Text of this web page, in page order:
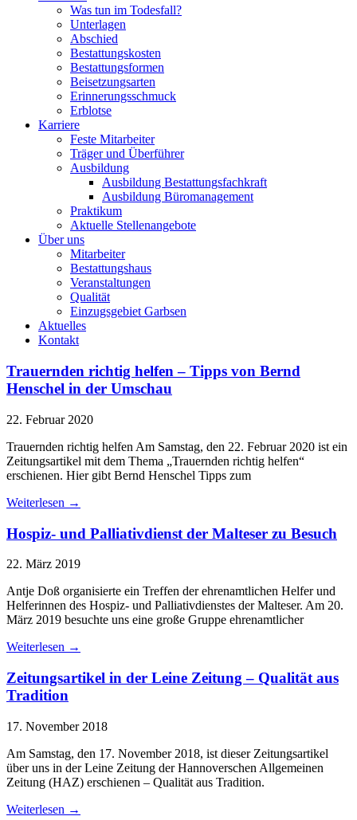
Was tun im Todesfall?
Unterlagen
Abschied
Bestattungskosten
Bestattungsformen
Beisetzungsarten
Erinnerungsschmuck
Erblotse
Karriere
Feste Mitarbeiter
Träger und Überführer
Ausbildung
Ausbildung Bestattungsfachkraft
Ausbildung Büromanagement
Praktikum
Aktuelle Stellenangebote
Über uns
Mitarbeiter
Bestattungshaus
Veranstaltungen
Qualität
Einzugsgebiet Garbsen
Aktuelles
Kontakt
Trauernden richtig helfen – Tipps von Bernd
Henschel in der Umschau
22. Februar 2020
Trauernden richtig helfen Am Samstag, den 22. Februar 2020 ist ein
Zeitungsartikel mit dem Thema „Trauernden richtig helfen“
erschienen. Hier gibt Bernd Henschel Tipps zum
Weiterlesen →
Hospiz- und Palliativdienst der Malteser zu Besuch
22. März 2019
Antje Doß organisierte ein Treffen der ehrenamtlichen Helfer und
Helferinnen des Hospiz- und Palliativdienstes der Malteser. Am 20.
März 2019 besuchte uns eine große Gruppe ehrenamtlicher
Weiterlesen →
Zeitungsartikel in der Leine Zeitung – Qualität aus
Tradition
17. November 2018
Am Samstag, den 17. November 2018, ist dieser Zeitungsartikel
über uns in der Leine Zeitung der Hannoverschen Allgemeinen
Zeitung (HAZ) erschienen – Qualität aus Tradition.
Weiterlesen →